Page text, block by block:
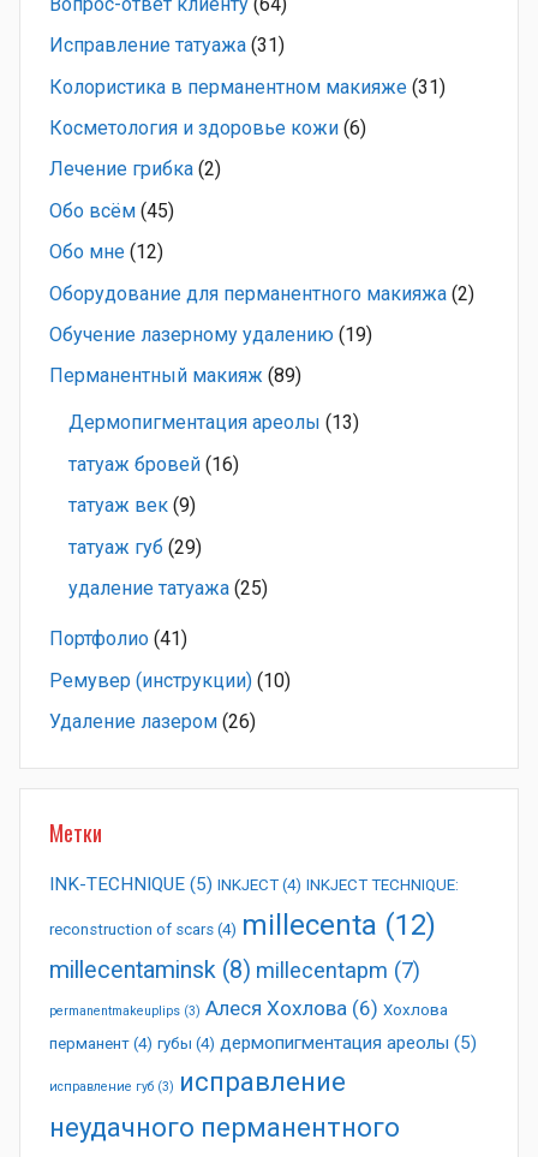
Исправление татуажа (31)
Колористика в перманентном макияже (31)
Косметология и здоровье кожи (6)
Лечение грибка (2)
Обо всём (45)
Обо мне (12)
Оборудование для перманентного макияжа (2)
Обучение лазерному удалению (19)
Перманентный макияж (89)
Дермопигментация ареолы (13)
татуаж бровей (16)
татуаж век (9)
татуаж губ (29)
удаление татуажа (25)
Портфолио (41)
Ремувер (инструкции) (10)
Удаление лазером (26)
Метки
INK-TECHNIQUE (5) INKJECT (4) INKJECT TECHNIQUE:
reconstruction of scars (4) millecenta (12)
millecentaminsk (8) millecentapm (7)
permanentmakeuplips (3) Алеся Хохлова (6) Хохлова
перманент (4) губы (4) дермопигментация ареолы (5)
исправление губ (3) исправление
неудачного перманентного